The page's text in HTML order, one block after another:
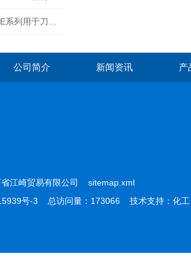
公司简介 新闻资讯 产
江崎贸易有限公司 sitemap.xml
号-3 总访问量：173066 技术支持： 化工